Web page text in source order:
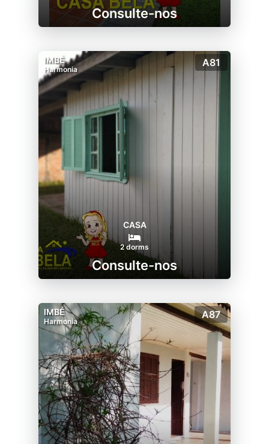
Consulte-nos
IMBÉ
Harmonia
A81
CASA
2 dorms
Consulte-nos
IMBÉ
Harmonia
A87